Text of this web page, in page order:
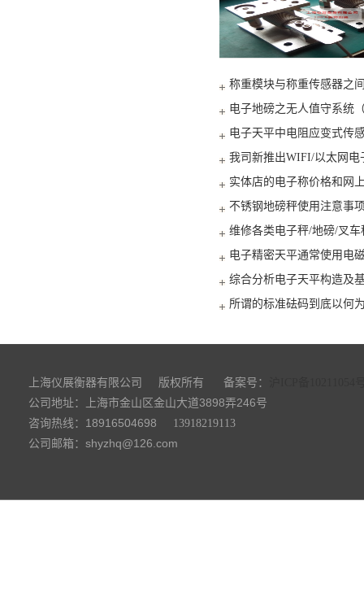
称重模块与称重传感器之
电子地磅之无人值守系统
电子天平中电阻应变式传
我司新推出WIFI/以太网电
实体店的电子称价格和网
不锈钢地磅秤使用注意事
维修各类电子秤/地磅/叉
电子精密天平通常使用电
综合分析电子天平构造及
所谓的标准砝码到底以何
上海仪展衡器有限公司 版权所有 备案号：
公司地址：上海市金山区金山大道3898弄246号
咨询热线：18916504698
13918219113
公司邮箱：shyzhq@126.com